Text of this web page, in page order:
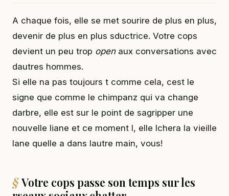
A chaque fois, elle se met sourire de plus en plus,
devenir de plus en plus sductrice. Votre cops
devient un peu trop openaux conversations avec
dautres hommes.
Si elle na pas toujours t comme cela, cest le
signe que comme le chimpanz qui va change
darbre, elle est sur le point de sagripper une
nouvelle liane et ce moment l, elle lchera la vieille
lane quelle a dans lautre main, vous!
Votre cops passe son temps sur les